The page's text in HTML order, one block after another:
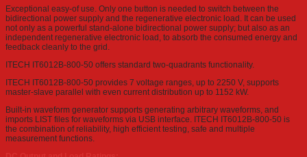
Exceptional easy-of use. Only one button is needed to switch between the
bidirectional power supply and the regenerative electronic load. It can be used
not only as a powerful stand-alone bidirectional power supply; but also as an
independent regenerative electronic load, to absorb the consumed energy and
feedback cleanly to the grid.
ITECH IT6012B-800-50 offers standard two-quadrants functionality.
ITECH IT6012B-800-50 provides 7 voltage ranges, up to 2250 V, supports
master-slave parallel with even current distribution up to 1152 kW.
Built-in waveform generator supports generating arbitrary waveforms, and
imports LIST files for waveforms via USB interface. ITECH IT6012B-800-50 is
the combination of reliability, high efficient testing, safe and multiple
measurement functions.